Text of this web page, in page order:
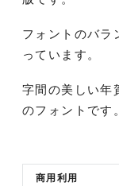
フォントのバラ
っています。
字間の美しい年
のフォントです。
商用利用